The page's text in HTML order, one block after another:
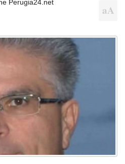
Perugia24.net